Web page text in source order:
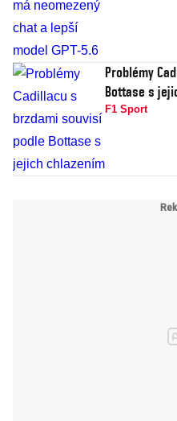
Problémy
Bottase s
F1 Sport